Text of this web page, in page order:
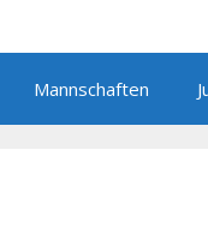
Mannschaften